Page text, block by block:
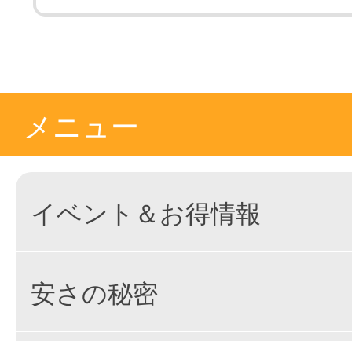
メニュー
イベント＆お得情報
安さの秘密